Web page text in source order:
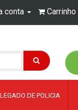
conta
DE POLICIA